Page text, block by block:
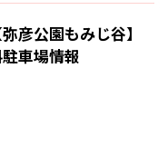
彦公園もみじ谷】
車場情報